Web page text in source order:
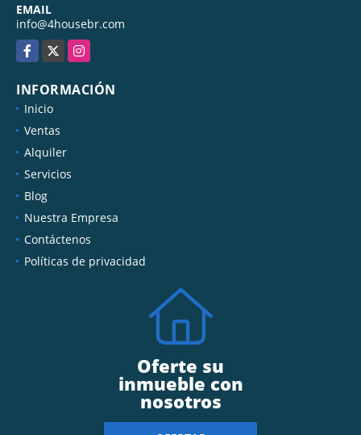
EMAIL
info@4housebr.com
Facebook
X Instagram
INFORMACIÓN
Inicio
Ventas
Alquiler
Servicios
Blog
Nuestra Empresa
Contáctenos
Políticas de privacidad
Oferte su
inmueble con
nosotros